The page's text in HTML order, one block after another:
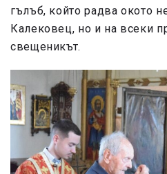
гълъб, който радва окото
Калековец, но и на всеки
свещеникът.